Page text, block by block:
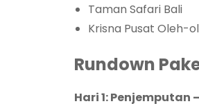
Taman Safari Bali
Krisna Pusat Oleh-
Rundown
Hari 1: Penjemputan